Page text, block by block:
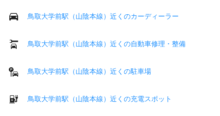
鳥取大学前駅（山陰本線）近くのカーディーラー
鳥取大学前駅（山陰本線）近くの自動車修理・整備
鳥取大学前駅（山陰本線）近くの駐車場
鳥取大学前駅（山陰本線）近くの充電スポット